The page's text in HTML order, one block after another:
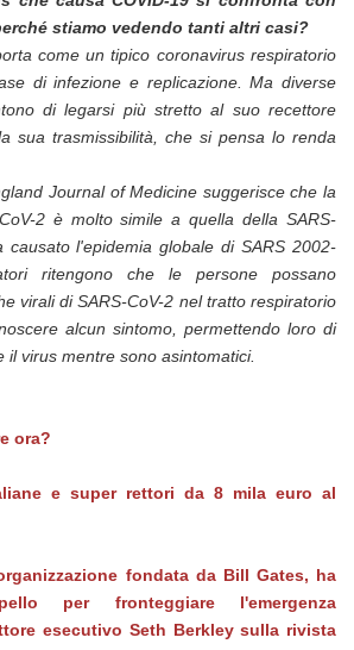
stiamo vedendo tanti altri casi?
come un tipico coronavirus respiratorio
di infezione e replicazione. Ma diverse
di legarsi più stretto al suo recettore
sua trasmissibilità, che si pensa lo renda
Journal of Medicine suggerisce che la
2 è molto simile a quella della SARS-
l'epidemia globale di SARS 2002-
ritengono che le persone possano
virali di SARS-CoV-2 nel tratto respiratorio
alcun sintomo, permettendo loro di
il virus mentre sono asintomatici.
ora?
e super rettori da 8 mila euro al
fondata da Bill Gates, ha
per fronteggiare l'emergenza
esecutivo Seth Berkley sulla rivista